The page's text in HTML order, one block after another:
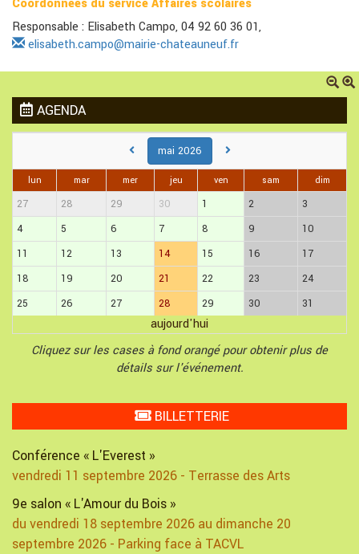
Coordonnées du service Affaires scolaires
Responsable : Elisabeth Campo, 04 92 60 36 01,
elisabeth.campo@mairie-chateauneuf.fr
AGENDA
mai 2026
lun mar mer jeu ven sam dim
27 28 29 30 1 2
3
4
5 6 7 8 9
10
11
12 13 14 15 16
17
18
19 20 21 22 23
24
25
26 27 28 29 30 31
aujourd'hui
Cliquez sur les cases à fond orangé pour obtenir plus de
détails sur l'événement.
BILLETTERIE
Conférence « L'Everest »
vendredi 11 septembre 2026 - Terrasse des Arts
9e salon « L'Amour du Bois »
du vendredi 18 septembre 2026 au dimanche 20
septembre 2026 - Parking face à TACVL